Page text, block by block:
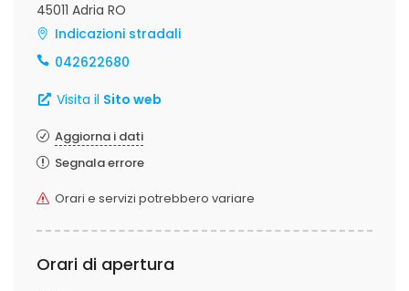
45011 Adria RO
Indicazioni stradali
042622680
Visita il Sito web
Aggiorna i dati
Segnala errore
Orari e servizi potrebbero variare
Orari di apertura